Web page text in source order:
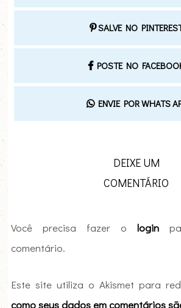
SALVE NO
POSTE NO
ENVIE POR WHATS
DEIXE UM
COMENTÁRIO
Você precisa fazer ologin
comentário.
Este site utiliza o Akismet para
como seus dados em comentários